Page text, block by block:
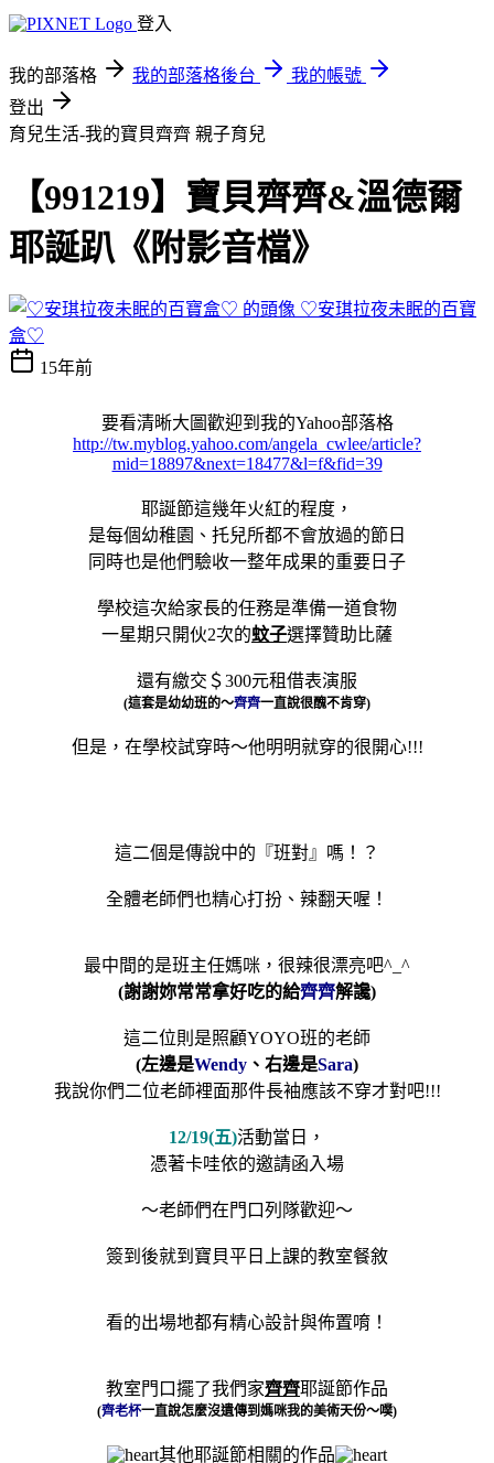
登入
我的部落格 我的部落格後台
我的帳號
登出
育兒生活-我的寶貝齊齊 親子育兒
【991219】寶貝齊齊&溫德爾
耶誕趴《附影音檔》
♡安琪拉夜未眠的百寶
盒♡
15年前
要看清晰大圖歡迎到我的Yahoo部落格
http://tw.myblog.yahoo.com/angela_cwlee/article?
mid=18897&next=18477&l=f&fid=39
耶誕節這幾年火紅的程度，
是每個幼稚園、托兒所都不會放過的節日
同時也是他們驗收一整年成果的重要日子
學校這次給家長的任務是準備一道食物
一星期只開伙2次的蚊子選擇贊助比薩
還有繳交＄300元租借表演服
(這套是幼幼班的～齊齊一直說很醜不肯穿)
但是，在學校試穿時～他明明就穿的很開心!!!
這二個是傳說中的『班對』嗎！？
全體老師們也精心打扮、辣翻天喔！
最中間的是班主任媽咪，很辣很漂亮吧^_^
(謝謝妳常常拿好吃的給齊齊解讒)
這二位則是照顧YOYO班的老師
(左邊是Wendy 、右邊是Sara)
我說你們二位老師裡面那件長袖應該不穿才對吧!!!
12/19(五)活動當日，
憑著卡哇依的邀請函入場
～老師們在門口列隊歡迎～
簽到後就到寶貝平日上課的教室餐敘
看的出場地都有精心設計與佈置唷！
教室門口擺了我們家齊齊耶誕節作品
(齊老杯一直說怎麼沒遺傳到媽咪我的美術天份～噗)
其他耶誕節相關的作品